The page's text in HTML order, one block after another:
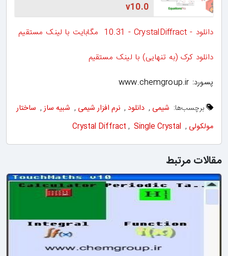
v10.0
دانلود - CrystalDiffract - ‏10.31 مگابایت با لینک مستقیم
دانلود کرک (به تنهایی) با لینک مستقیم
پسورد: www.chemgroup.ir
برچسب‌ها: شیمی , دانلود , نرم افزار شیمی , شبیه ساز , ساختار
مولکولی ,
Crystal Diffract , Single Crystal
مقالات مرتبط